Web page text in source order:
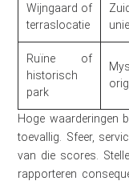
Wijngaard of
terraslocatie
Ruïne of
historisch
park
Hoge waarderingen
toevallig. Sfeer,
van die scores.
rapporteren